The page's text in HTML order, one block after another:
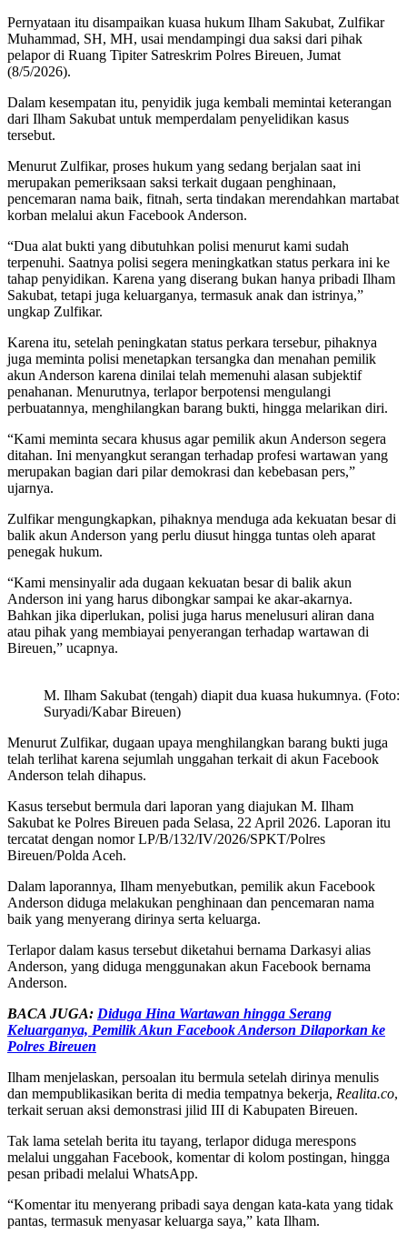
Pernyataan itu disampaikan kuasa hukum Ilham Sakubat, Zulfikar
Muhammad, SH, MH, usai mendampingi dua saksi dari pihak
pelapor di Ruang Tipiter Satreskrim Polres Bireuen, Jumat
(8/5/2026).
Dalam kesempatan itu, penyidik juga kembali memintai keterangan
dari Ilham Sakubat untuk memperdalam penyelidikan kasus
tersebut.
Menurut Zulfikar, proses hukum yang sedang berjalan saat ini
merupakan pemeriksaan saksi terkait dugaan penghinaan,
pencemaran nama baik, fitnah, serta tindakan merendahkan martabat
korban melalui akun Facebook Anderson.
“Dua alat bukti yang dibutuhkan polisi menurut kami sudah
terpenuhi. Saatnya polisi segera meningkatkan status perkara ini ke
tahap penyidikan. Karena yang diserang bukan hanya pribadi Ilham
Sakubat, tetapi juga keluarganya, termasuk anak dan istrinya,”
ungkap Zulfikar.
Karena itu, setelah peningkatan status perkara tersebur, pihaknya
juga meminta polisi menetapkan tersangka dan menahan pemilik
akun Anderson karena dinilai telah memenuhi alasan subjektif
penahanan. Menurutnya, terlapor berpotensi mengulangi
perbuatannya, menghilangkan barang bukti, hingga melarikan diri.
“Kami meminta secara khusus agar pemilik akun Anderson segera
ditahan. Ini menyangkut serangan terhadap profesi wartawan yang
merupakan bagian dari pilar demokrasi dan kebebasan pers,”
ujarnya.
Zulfikar mengungkapkan, pihaknya menduga ada kekuatan besar di
balik akun Anderson yang perlu diusut hingga tuntas oleh aparat
penegak hukum.
“Kami mensinyalir ada dugaan kekuatan besar di balik akun
Anderson ini yang harus dibongkar sampai ke akar-akarnya.
Bahkan jika diperlukan, polisi juga harus menelusuri aliran dana
atau pihak yang membiayai penyerangan terhadap wartawan di
Bireuen,” ucapnya.
M. Ilham Sakubat (tengah) diapit dua kuasa hukumnya. (Foto:
Suryadi/Kabar Bireuen)
Menurut Zulfikar, dugaan upaya menghilangkan barang bukti juga
telah terlihat karena sejumlah unggahan terkait di akun Facebook
Anderson telah dihapus.
Kasus tersebut bermula dari laporan yang diajukan M. Ilham
Sakubat ke Polres Bireuen pada Selasa, 22 April 2026. Laporan itu
tercatat dengan nomor LP/B/132/IV/2026/SPKT/Polres
Bireuen/Polda Aceh.
Dalam laporannya, Ilham menyebutkan, pemilik akun Facebook
Anderson diduga melakukan penghinaan dan pencemaran nama
baik yang menyerang dirinya serta keluarga.
Terlapor dalam kasus tersebut diketahui bernama Darkasyi alias
Anderson, yang diduga menggunakan akun Facebook bernama
Anderson.
BACA JUGA: Diduga Hina Wartawan hingga Serang
Keluarganya, Pemilik Akun Facebook Anderson Dilaporkan ke
Polres Bireuen
Ilham menjelaskan, persoalan itu bermula setelah dirinya menulis
dan mempublikasikan berita di media tempatnya bekerja, Realita.co,
terkait seruan aksi demonstrasi jilid III di Kabupaten Bireuen.
Tak lama setelah berita itu tayang, terlapor diduga merespons
melalui unggahan Facebook, komentar di kolom postingan, hingga
pesan pribadi melalui WhatsApp.
“Komentar itu menyerang pribadi saya dengan kata-kata yang tidak
pantas, termasuk menyasar keluarga saya,” kata Ilham.